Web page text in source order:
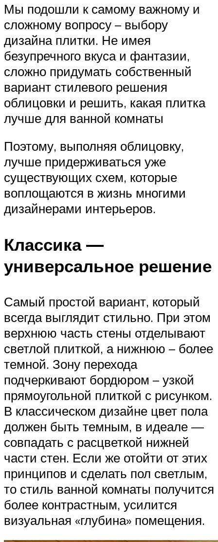
Мы подошли к самому важному и
сложному вопросу – выбору
дизайна плитки. Не имея
безупречного вкуса и фантазии,
сложно придумать собственный
вариант стилевого решения
облицовки и решить, какая плитка
лучше для ванной комнаты
Поэтому, выполняя облицовку,
лучше придерживаться уже
существующих схем, которые
воплощаются в жизнь многими
дизайнерами интерьеров.
Классика —
универсальное решение
Самый простой вариант, который
всегда выглядит стильно. При этом
верхнюю часть стены отделывают
светлой плиткой, а нижнюю – более
темной. Зону перехода
подчеркивают бордюром – узкой
прямоугольной плиткой с рисунком.
В классическом дизайне цвет пола
должен быть темным, в идеале —
совпадать с расцветкой нижней
части стен. Если же отойти от этих
принципов и сделать пол светлым,
то стиль ванной комнаты получится
более контрастным, усилится
визуальная «глубина» помещения.